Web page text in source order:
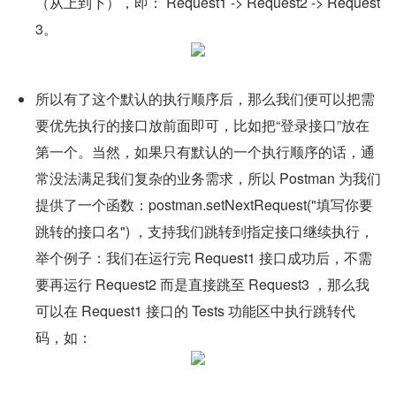
3。
所以有了这个默认的执行顺序后，那么我们便可以把需
要优先执行的接口放前面即可，比如把“登录接口”放在
第一个。当然，如果只有默认的一个执行顺序的话，通
常没法满足我们复杂的业务需求，所以 Postman 为我们
提供了一个函数：postman.setNextRequest("填写你要
跳转的接口名") ，支持我们跳转到指定接口继续执行，
举个例子：我们在运行完 Request1 接口成功后，不需
要再运行 Request2 而是直接跳至 Request3 ，那么我
可以在 Request1 接口的 Tests 功能区中执行跳转代
码，如：